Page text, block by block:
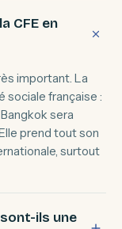
CFE en
important. La
sociale française :
sera
prend tout son
surtout
ils une